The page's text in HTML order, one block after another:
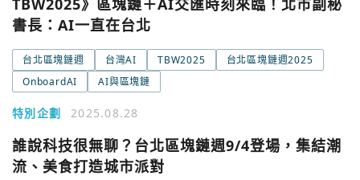
TBW2025》區塊鏈＋AI交匯時刻來臨！北市副秘
書長：AI一直在台北
台北區塊鏈週 台灣AI TBW2025
台北區塊鏈週2025
OnboardAI
AI與區塊鏈
特別企劃 2025.08.28
誰說科技很無聊？台北區塊鏈週9/4登場，集結潮
流、美食打造城市派對
Apple
繼續表示您已同意 服務條款與隱私政策
今日熱門